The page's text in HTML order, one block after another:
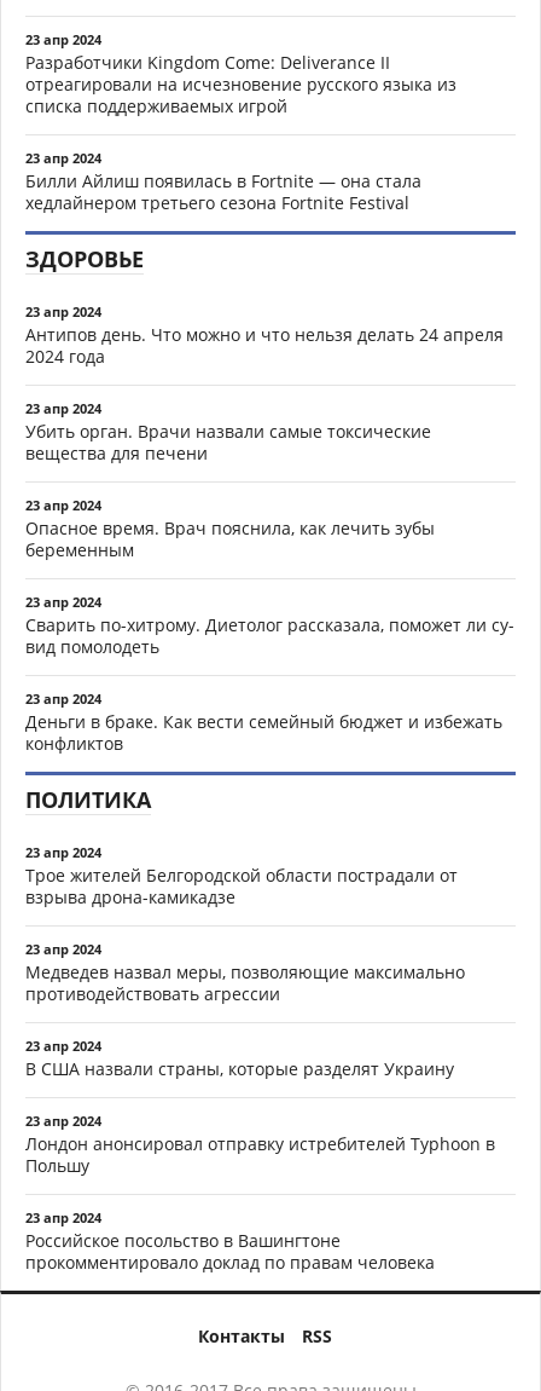
23 апр 2024
Разработчики Kingdom Come: Deliverance II
отреагировали на исчезновение русского языка из
списка поддерживаемых игрой
23 апр 2024
Билли Айлиш появилась в Fortnite — она стала
хедлайнером третьего сезона Fortnite Festival
ЗДОРОВЬЕ
23 апр 2024
Антипов день. Что можно и что нельзя делать 24 апреля
2024 года
23 апр 2024
Убить орган. Врачи назвали самые токсические
вещества для печени
23 апр 2024
Опасное время. Врач пояснила, как лечить зубы
беременным
23 апр 2024
Сварить по-хитрому. Диетолог рассказала, поможет ли су-
вид помолодеть
23 апр 2024
Деньги в браке. Как вести семейный бюджет и избежать
конфликтов
ПОЛИТИКА
23 апр 2024
Трое жителей Белгородской области пострадали от
взрыва дрона-камикадзе
23 апр 2024
Медведев назвал меры, позволяющие максимально
противодействовать агрессии
23 апр 2024
В США назвали страны, которые разделят Украину
23 апр 2024
Лондон анонсировал отправку истребителей Typhoon в
Польшу
23 апр 2024
Российское посольство в Вашингтоне
прокомментировало доклад по правам человека
Контакты RSS